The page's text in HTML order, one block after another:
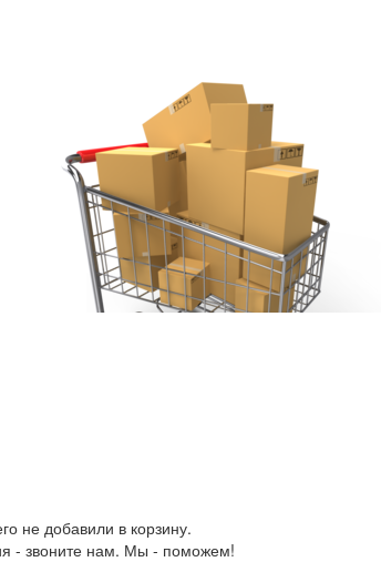
не добавили в корзину.
- звоните нам. Мы - поможем!